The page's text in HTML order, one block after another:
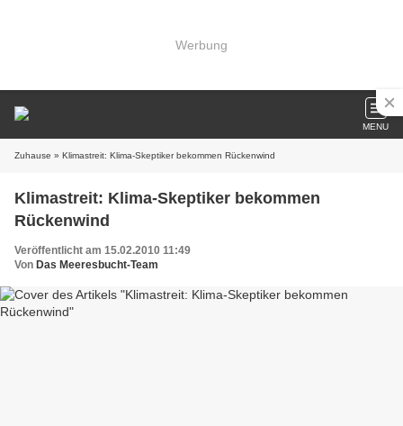
Werbung
MENU
Zuhause » Klimastreit: Klima-Skeptiker bekommen Rückenwind
Klimastreit: Klima-Skeptiker bekommen
Rückenwind
Veröffentlicht am 15.02.2010 11:49
Von Das Meeresbucht-Team